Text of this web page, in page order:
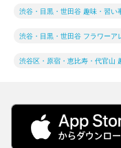
渋谷・目黒・世田谷 趣味・習い
渋谷・目黒・世田谷 フラワーア
渋谷区・原宿・恵比寿・代官山